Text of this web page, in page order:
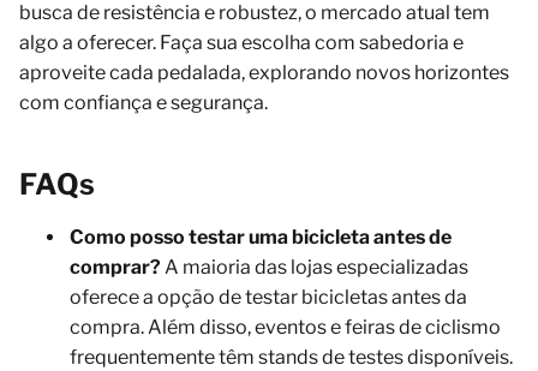
busca de resistência e robustez, o mercado atual tem
algo a oferecer. Faça sua escolha com sabedoria e
aproveite cada pedalada, explorando novos horizontes
com confiança e segurança.
FAQs
Como posso testar uma bicicleta antes de
comprar? A maioria das lojas especializadas
oferece a opção de testar bicicletas antes da
compra. Além disso, eventos e feiras de ciclismo
frequentemente têm stands de testes disponíveis.